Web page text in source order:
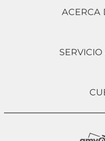
ACERCA
Política